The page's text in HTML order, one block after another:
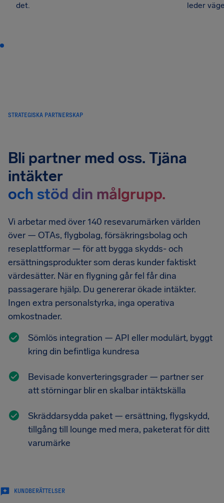
det.
leder
STRATEGISKA PARTNERSKAP
Bli partner med oss. Tjäna
intäkter
och stöd din målgrupp.
Vi arbetar med över 140 resevarumärken världen
över — OTAs, flygbolag, försäkringsbolag och
reseplattformar — för att bygga skydds- och
ersättningsprodukter som deras kunder faktiskt
värdesätter. När en flygning går fel får dina
passagerare hjälp. Du genererar ökade intäkter.
Ingen extra personalstyrka, inga operativa
omkostnader.
Sömlös integration — API eller modulärt, byggt
kring din befintliga kundresa
Bevisade konverteringsgrader — partner ser
att störningar blir en skalbar intäktskälla
Skräddarsydda paket — ersättning, flygskydd,
tillgång till lounge med mera, paketerat för ditt
varumärke
KUNDBERÄTTELSER